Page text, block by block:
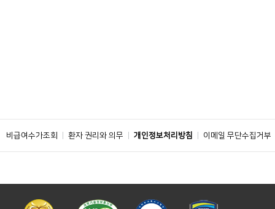
비급여수가조회 환자 권리와 의무 개인정보처리방침 이메일 무단수집거부